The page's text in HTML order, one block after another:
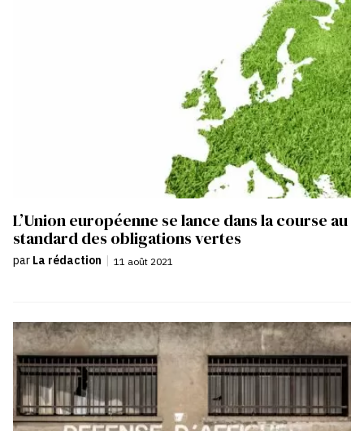
L’Union européenne se lance dans la course au
standard des obligations vertes
par La rédaction | 11 août 2021